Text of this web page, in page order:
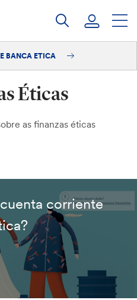
BANCA ETICA
Éticas
as finanzas éticas
corriente